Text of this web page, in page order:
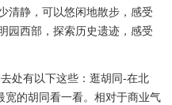
清静，可以悠闲地散步，感受
园西部，探索历史遗迹，感受
处有以下这些：逛胡同-在北
的胡同看一看。相对于商业气